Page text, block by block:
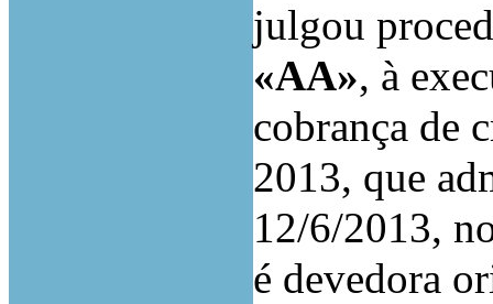
julgou
«AA», à
cobrança de
2013, que
12/6/2013,
é devedora